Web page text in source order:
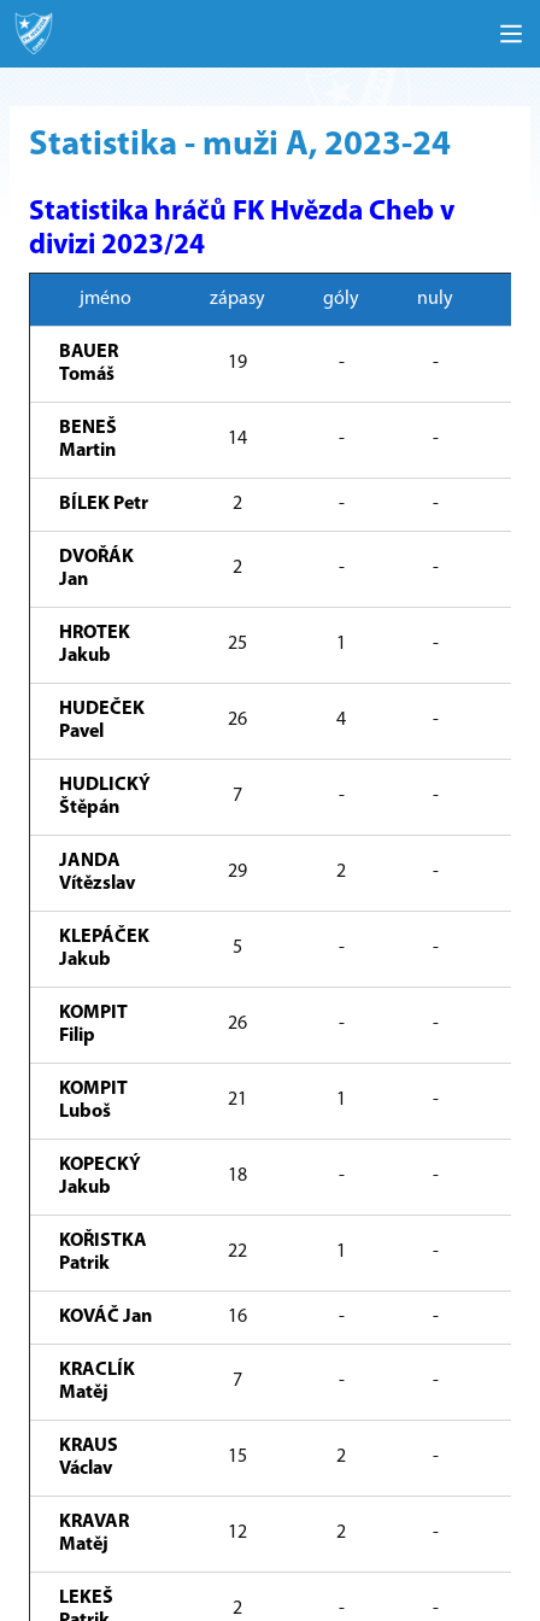
Statistika - muži A, 2023-24
Statistika hráčů FK Hvězda Cheb v
divizi 2023/24
jméno zápasy góly nuly
BAUER
Tomáš
19 - -
BENEŠ
Martin
14 - -
BÍLEK Petr 2 - -
DVOŘÁK
Jan
2 - -
HROTEK
Jakub
25 1 -
HUDEČEK
Pavel
26 4 -
HUDLICKÝ
Štěpán
7 - -
JANDA
Vítězslav
29 2 -
KLEPÁČEK
Jakub
5 - -
KOMPIT
Filip
26 - -
KOMPIT
Luboš
21 1 -
KOPECKÝ
Jakub
18 - -
KOŘISTKA
Patrik
22 1 -
KOVÁČ Jan 16 - -
KRACLÍK
Matěj
7 - -
KRAUS
Václav
15 2 -
KRAVAR
Matěj
12 2 -
LEKEŠ
2 - -